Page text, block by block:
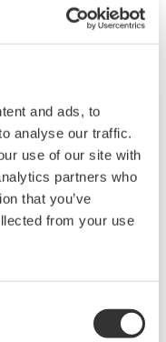
and ads, to
analyse our traffic.
use of our site with
partners who
that you’ve
from your use
지원합니다.